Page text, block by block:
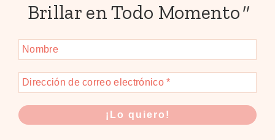
Brillar en Todo Momento"